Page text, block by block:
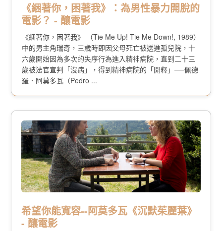
《綑著你，困著我》：為男性暴力開脫的
電影？ - 釀電影
《綑著你，困著我》 （Tie Me Up! Tie Me Down!, 1989）
中的男主角瑞奇，三歲時即因父母死亡被送進孤兒院，十
六歲開始因為多次的失序行為進入精神病院，直到二十三
歲被法官宣判「沒病」，得到精神病院的「開釋」──佩德
羅．阿莫多瓦（Pedro ...
希望你能寬容--阿莫多瓦《沉默茱麗葉》
- 釀電影